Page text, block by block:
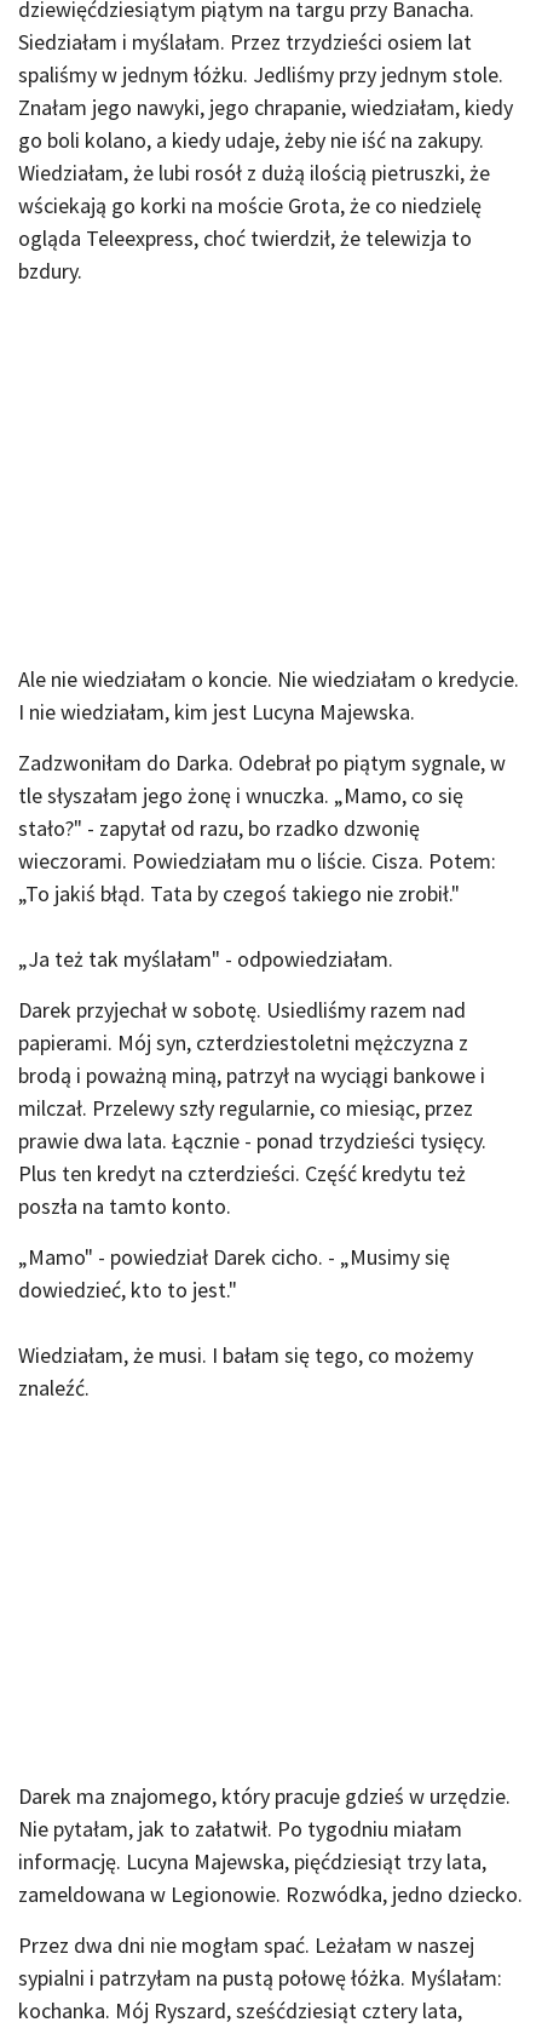
dziewięćdziesiątym piątym na targu przy Banacha.
Siedziałam i myślałam. Przez trzydzieści osiem lat
spaliśmy w jednym łóżku. Jedliśmy przy jednym stole.
Znałam jego nawyki, jego chrapanie, wiedziałam, kiedy
go boli kolano, a kiedy udaje, żeby nie iść na zakupy.
Wiedziałam, że lubi rosół z dużą ilością pietruszki, że
wściekają go korki na moście Grota, że co niedzielę
ogląda Teleexpress, choć twierdził, że telewizja to
bzdury.
Ale nie wiedziałam o koncie. Nie wiedziałam o kredycie.
I nie wiedziałam, kim jest Lucyna Majewska.
Zadzwoniłam do Darka. Odebrał po piątym sygnale, w
tle słyszałam jego żonę i wnuczka. „Mamo, co się
stało?" - zapytał od razu, bo rzadko dzwonię
wieczorami. Powiedziałam mu o liście. Cisza. Potem:
„To jakiś błąd. Tata by czegoś takiego nie zrobił."
„Ja też tak myślałam" - odpowiedziałam.
Darek przyjechał w sobotę. Usiedliśmy razem nad
papierami. Mój syn, czterdziestoletni mężczyzna z
brodą i poważną miną, patrzył na wyciągi bankowe i
milczał. Przelewy szły regularnie, co miesiąc, przez
prawie dwa lata. Łącznie - ponad trzydzieści tysięcy.
Plus ten kredyt na czterdzieści. Część kredytu też
poszła na tamto konto.
„Mamo" - powiedział Darek cicho. - „Musimy się
dowiedzieć, kto to jest."
Wiedziałam, że musi. I bałam się tego, co możemy
znaleźć.
Darek ma znajomego, który pracuje gdzieś w urzędzie.
Nie pytałam, jak to załatwił. Po tygodniu miałam
informację. Lucyna Majewska, pięćdziesiąt trzy lata,
zameldowana w Legionowie. Rozwódka, jedno dziecko.
Przez dwa dni nie mogłam spać. Leżałam w naszej
sypialni i patrzyłam na pustą połowę łóżka. Myślałam:
kochanka. Mój Ryszard, sześćdziesiąt cztery lata,